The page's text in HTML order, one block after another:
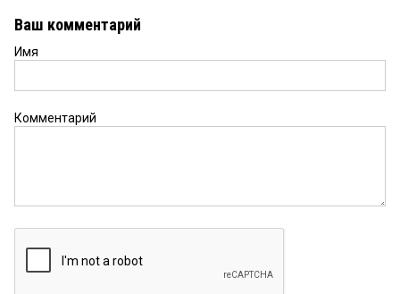
Ваш комментарий
Имя
Комментарий